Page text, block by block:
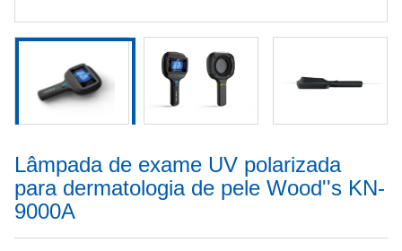
Lâmpada de exame UV polarizada
para dermatologia de pele Wood''s KN-
9000A